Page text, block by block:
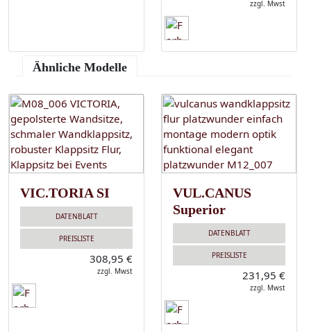
zzgl. Mwst
Ähnliche Modelle
VIC.TORIA SI
DATENBLATT
PREISLISTE
308,95 €
zzgl. Mwst
VUL.CANUS
Superior
DATENBLATT
PREISLISTE
231,95 €
zzgl. Mwst